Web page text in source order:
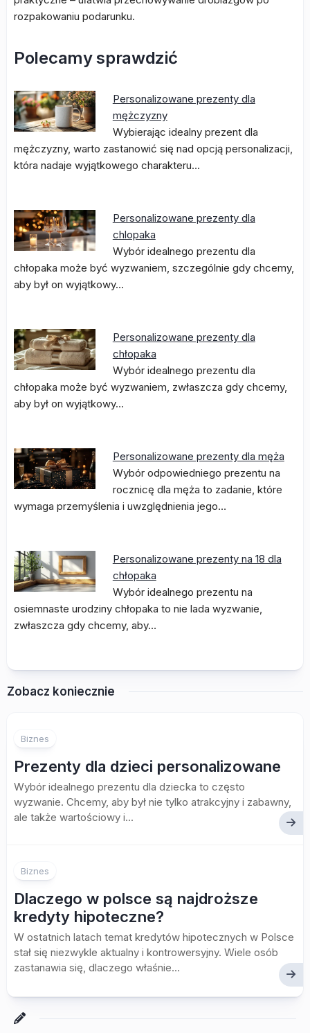
rozpakowaniu podarunku.
Polecamy sprawdzić
Personalizowane prezenty dla
mężczyzny
Wybierając idealny prezent dla
mężczyzny, warto zastanowić się nad opcją personalizacji,
która nadaje wyjątkowego charakteru…
Personalizowane prezenty dla
chlopaka
Wybór idealnego prezentu dla
chłopaka może być wyzwaniem, szczególnie gdy chcemy,
aby był on wyjątkowy…
Personalizowane prezenty dla
chłopaka
Wybór idealnego prezentu dla
chłopaka może być wyzwaniem, zwłaszcza gdy chcemy,
aby był on wyjątkowy…
Personalizowane prezenty dla męża
Wybór odpowiedniego prezentu na
rocznicę dla męża to zadanie, które
wymaga przemyślenia i uwzględnienia jego…
Personalizowane prezenty na 18 dla
chłopaka
Wybór idealnego prezentu na
osiemnaste urodziny chłopaka to nie lada wyzwanie,
zwłaszcza gdy chcemy, aby…
Zobacz koniecznie
Biznes
Prezenty dla dzieci personalizowane
Wybór idealnego prezentu dla dziecka to często
wyzwanie. Chcemy, aby był nie tylko atrakcyjny i zabawny,
ale także wartościowy i...
Biznes
Dlaczego w polsce są najdroższe
kredyty hipoteczne?
W ostatnich latach temat kredytów hipotecznych w Polsce
stał się niezwykle aktualny i kontrowersyjny. Wiele osób
zastanawia się, dlaczego właśnie...